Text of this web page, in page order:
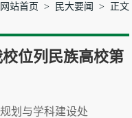
网站首页 > 民大要闻 > 正文
位列民族高校第
划与学科建设处